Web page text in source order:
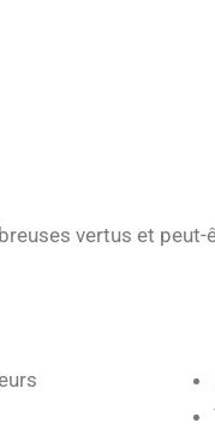
vertus et